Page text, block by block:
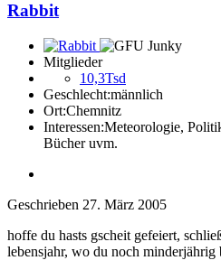
Rabbit
Mitglieder
10,3Tsd
Geschlecht:männlich
Ort:Chemnitz
Interessen:Meteorologie,
Bücher uvm.
Geschrieben 27. März 2005
hoffe du hasts gscheit gefeiert,
lebensjahr, wo du noch minderjährig